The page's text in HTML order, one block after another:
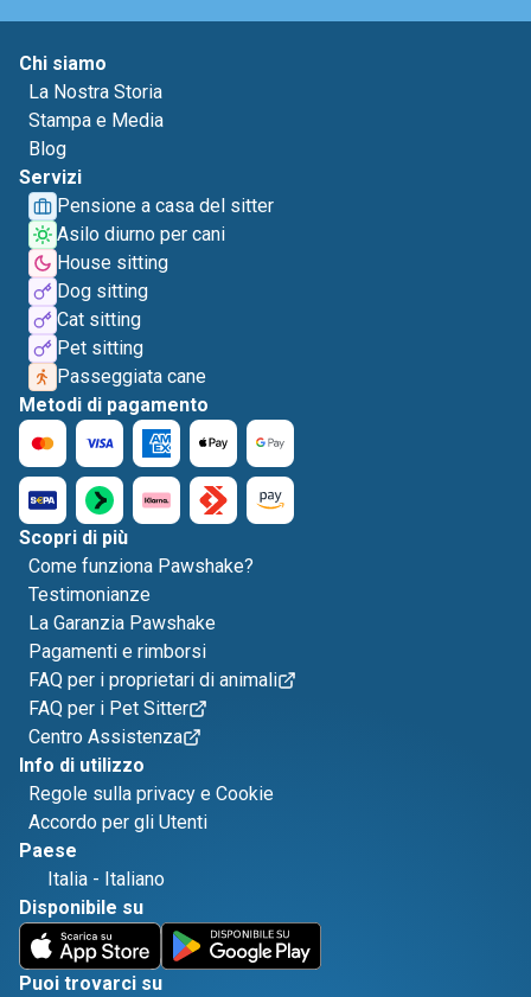
Chi siamo
La Nostra Storia
Stampa e Media
Blog
Servizi
Pensione a casa del sitter
Asilo diurno per cani
House sitting
Dog sitting
Cat sitting
Pet sitting
Passeggiata cane
Metodi di pagamento
Scopri di più
Come funziona Pawshake?
Testimonianze
La Garanzia Pawshake
Pagamenti e rimborsi
FAQ per i proprietari di animali
FAQ per i Pet Sitter
Centro Assistenza
Info di utilizzo
Regole sulla privacy e Cookie
Accordo per gli Utenti
Paese
Italia - Italiano
Disponibile su
Puoi trovarci su